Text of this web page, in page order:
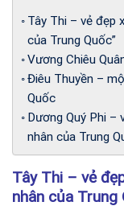
Tây Thi – vẻ đẹp
của Trung Quốc”
Vương Chiêu
Điêu Thuyền –
Quốc
Dương Quý Phi –
nhân của Trung
Tây Thi – vẻ
nhân của Trung